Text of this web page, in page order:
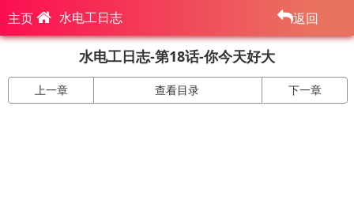
主页 水电工日志 返回
水电工日志-第18话-你今天好大
上一章 查看目录 下一章